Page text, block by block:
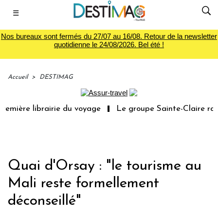
☰
Nos bureaux sont fermés du 27/07 au 16/08. Retour de la newsletter
quotidienne le 24/08/2026. Bel été !
Accueil > DESTIMAG
librairie du voyage Le groupe Sainte-Claire
Quai d'Orsay : "le tourisme au
Mali reste formellement
déconseillé"